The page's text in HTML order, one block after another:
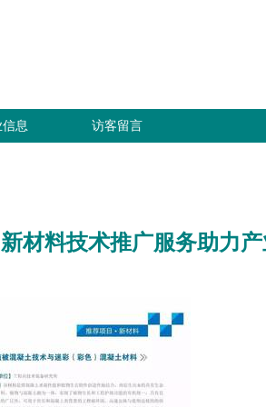
息 访客留言
材料技术推广服务助力